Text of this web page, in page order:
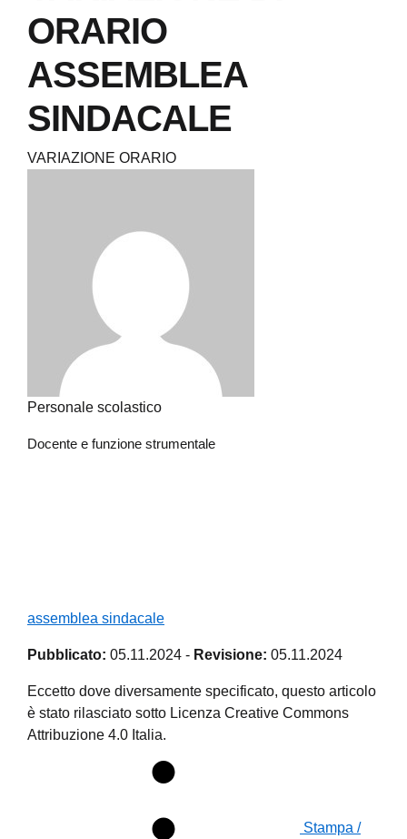
ORARIO
ASSEMBLEA
SINDACALE
VARIAZIONE ORARIO
Personale scolastico
Docente e funzione strumentale
assemblea sindacale
Pubblicato: 05.11.2024 - Revisione: 05.11.2024
Eccetto dove diversamente specificato, questo articolo
è stato rilasciato sotto Licenza Creative Commons
Attribuzione 4.0 Italia.
Stampa /